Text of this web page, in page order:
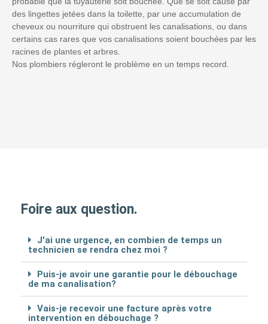
des lingettes jetées dans la toilette, par une accumulation de
cheveux ou nourriture qui obstruent les canalisations, ou dans
certains cas rares que vos canalisations soient bouchées par les
racines de plantes et arbres.
Nos plombiers régleront le problème en un temps record.
Foire aux question.
J'ai une urgence, en combien de temps un
technicien se rendra chez moi ?
Puis-je avoir une garantie pour le débouchage
de ma canalisation?
Vais-je recevoir une facture après votre
intervention en débouchage ?